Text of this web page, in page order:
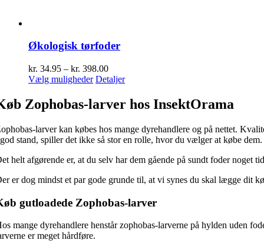
Økologisk tørfoder
kr. 34.95 – kr. 398.00Prisinterval:
kr. 34.95
kr. 398.00
Vælg muligheder Dette
flere
Mulighederne
kan
på
Detaljer
Zophobas-larver hos InsektOrama
larver kan købes hos mange dyrehandlere og på nettet.
stand, spiller det ikke så stor en rolle, hvor du vælger at købe dem.
helt afgørende er, at du selv har dem gående på sundt foder noget
er dog mindst et par gode grunde til, at vi synes du skal lægge dit
gutloadede Zophobas-larver
mange dyrehandlere henstår zophobas-larverne på hylden uden
er meget hårdføre.